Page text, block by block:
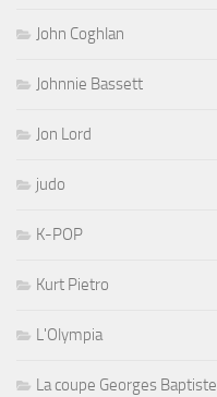
John Coghlan
Johnnie Bassett
Jon Lord
judo
K-POP
Kurt Pietro
L'Olympia
La coupe Georges Baptiste